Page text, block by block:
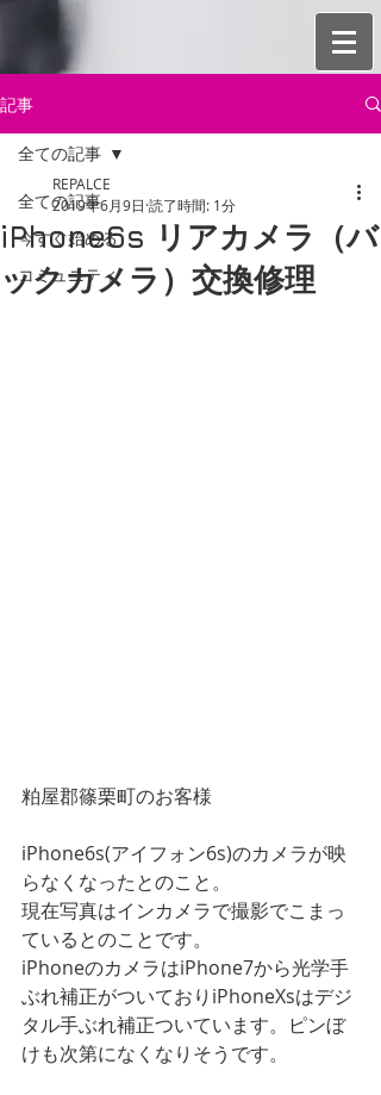
記事
全ての記事
今すぐ始める
コミュニティ
全ての記事
iPhone6s リアカメラ（バ
ックカメラ）交換修理
REPALCE
2019年6月9日 読了時間: 1分
粕屋郡篠栗町のお客様
iPhone6s(アイフォン6s)のカメラが映
らなくなったとのこと。
現在写真はインカメラで撮影でこまっ
ているとのことです。
iPhoneのカメラはiPhone7から光学手
ぶれ補正がついておりiPhoneXsはデジ
タル手ぶれ補正ついています。ピンぼ
けも次第になくなりそうです。